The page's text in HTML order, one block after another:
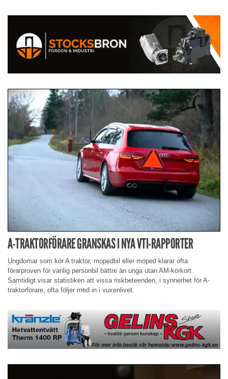
A-TRAKTORFÖRARE GRANSKAS I NYA VTI-RAPPORTER
Ungdomar som kör A traktor, mopedbil eller moped klarar ofta
förarproven för vanlig personbil bättre än unga utan AM-körkort.
Samtidigt visar statistiken att vissa riskbeteenden, i synnerhet för A-
traktorförare, ofta följer med in i vuxenlivet.